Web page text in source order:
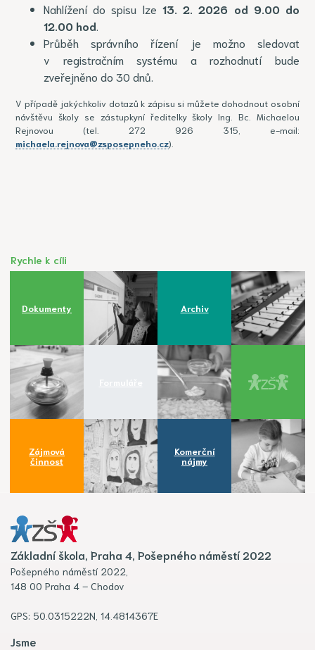
Nahlížení do spisu lze 13. 2. 2026 od 9.00 do
12.00 hod
Průběh správního řízení je možno sledovat
v registračním systému a rozhodnutí bude
zveřejněno do 30 dnů.
V případě jakýchkoliv dotazů k zápisu si můžete dohodnout osobní
návštěvu školy se zástupkyní ředitelky školy Ing. Bc. Michaelou
Rejnovou (tel. 272 926 315, e-mail:
michaela.rejnova@zsposepneho.cz).
Rychle k cíli
Dokumenty Archiv
Zájmová
činnost
Komerční
nájmy
Základní škola, Praha 4, Pošepného náměstí 2022
Pošepného náměstí 2022,
148 00 Praha 4 – Chodov
GPS: 50.0315222N, 14.4814367E
Jsme